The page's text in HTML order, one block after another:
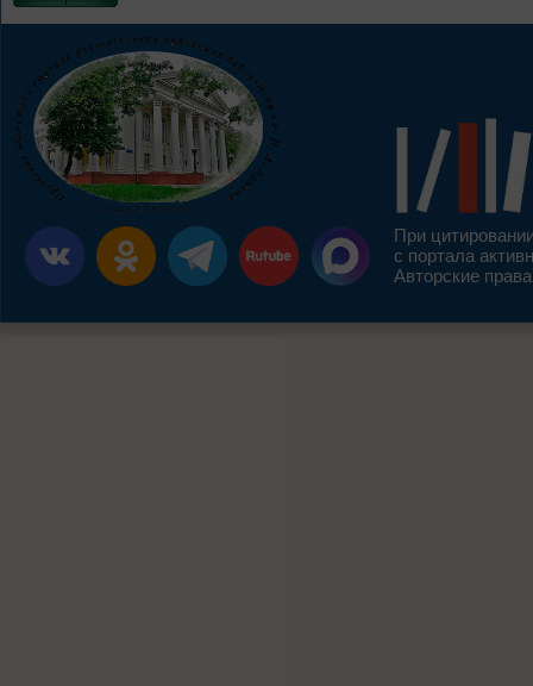
При
с портала
Авторские